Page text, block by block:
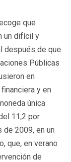
que
un difícil y
después de que
Públicas
en
y en
única
11,2 por
2009, en un
que, en verano
de